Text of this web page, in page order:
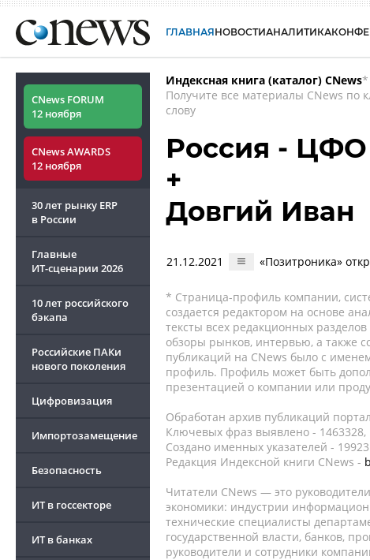
ГЛАВНАЯНОВОСТИАНАЛИТИКА
CNews FORUM
12 ноября
CNews AWARDS
12 ноября
30 лет рынку ERP
в России
Главные
ИТ-сценарии 2026
10 лет российского
бэкапа
Российские ПАКи
нового поколения
Цифровизация
Импортозамещение
Безопасность
ИТ в госсекторе
ИТ в банках
Индексная книга (каталог) CNews*
Получите все материалы CNews по
слову
Россия - ЦФО
+
Довгий Иван
21.12.2021 «Позитроника»
* Страница-профиль компании,
создается редактором на основе
тексты всех редакционных разделов
обзоры рынков, интервью, а также
публикаций на CNews было с
профиль. Профиль может быть
презентацией о компании или
Обработан архив публикаций
Ключевых фраз выявлено - 1463328,
Создано именных указателей -
Редакция Индексной книги CNews -
Читатели CNews — это
экономики: индустрии
технические специалисты
государственной власти, банков,
руководители и сотрудники